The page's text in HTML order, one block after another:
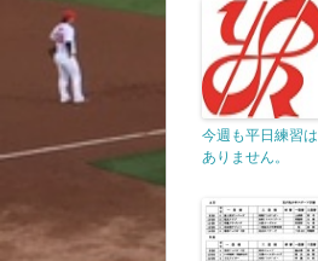
今週も平日練習は
ありません。